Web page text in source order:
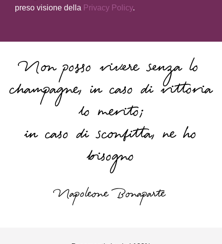
preso visione della Privacy Policy.
Non posso vivere senza lo
champagne, in caso di vittoria
lo merito;
in caso di sconfitta, ne ho
bisogno
Napoleone Bonaparte